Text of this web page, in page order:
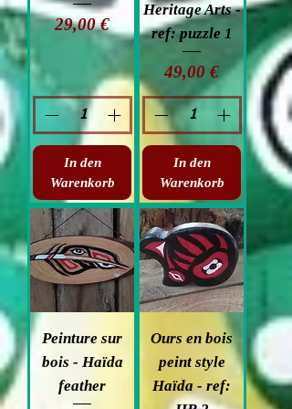
Preis
29,00 €
In den
Warenkorb
Heritage Arts -
ref: puzzle 1
Preis
49,00 €
In den
Warenkorb
Peinture sur
bois - Haïda
feather
Ours en bois
peint style
Haïda - ref: